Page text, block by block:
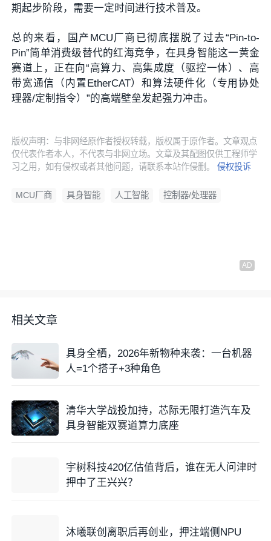
期起步阶段，需要一定时间进行技术普及。
总的来看，国产MCU厂商已彻底摆脱了过去“Pin-to-
Pin”简单消费级替代的红海竞争，在具身智能这一黄金
赛道上，正在向“高算力、高集成度（驱控一体）、高
带宽通信（内置EtherCAT）和算法硬件化（专用协处
理器/定制指令）”的高端壁垒发起强力冲击。
版权声明：与非网经原作者授权转载，版权属于原作者。文章观点
仅代表作者本人，不代表与非网立场。文章及其配图仅供工程师学
习之用，如有侵权或者其他问题，请联系本站作侵删。侵权投诉
MCU厂商 具身智能 人工智能 控制器/处理器
相关文章
具身全栖，2026年新物种来袭：一台机器
人=1个搭子+3种角色
清华大学战投加持，芯际无限打造汽车及
具身智能双赛道算力底座
宇树科技420亿估值背后，谁在无人问津时
押中了王兴兴？
沐曦联创离职后再创业，押注端侧NPU